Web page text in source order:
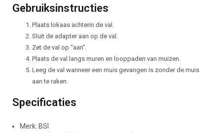
Gebruiksinstructies
Plaats lokaas achterin de val.
Sluit de adapter aan op de val.
Zet de val op “aan”.
Plaats de val langs muren en looppaden van muizen.
Leeg de val wanneer een muis gevangen is zonder de muis
aan te raken.
Specificaties
Merk: BSI